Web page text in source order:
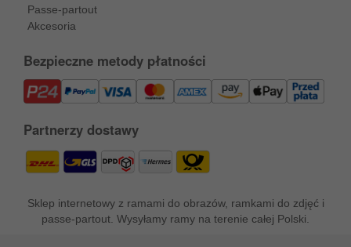
Passe-partout
Akcesoria
Bezpieczne metody płatności
Partnerzy dostawy
Sklep internetowy z ramami do obrazów, ramkami do zdjęć i
passe-partout. Wysyłamy ramy na terenie całej Polski.